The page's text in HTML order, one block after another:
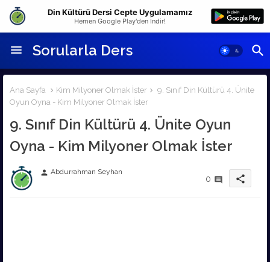
Sorularla Ders
Ana Sayfa Kim Milyoner Olmak İster
9. Sınıf Din Kültürü 4. Ünite
Oyun Oyna - Kim Milyoner Olmak İster
9. Sınıf Din Kültürü 4. Ünite Oyun
Oyna - Kim Milyoner Olmak İster
person Abdurrahman Seyhan
0 share
Din Kültürü Dersi Cepte Uygulamamız
Hemen Google Play'den İndir!